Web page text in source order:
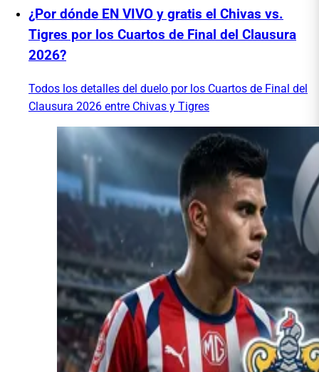
¿Por dónde EN VIVO y gratis el Chivas vs.
Tigres por los Cuartos de Final del Clausura
2026?
Todos los detalles del duelo por los Cuartos de Final del
Clausura 2026 entre Chivas y Tigres